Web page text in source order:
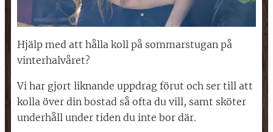
Hjälp med att hålla koll på sommarstugan på
vinterhalvåret?
Vi har gjort liknande uppdrag förut och ser till att
kolla över din bostad så ofta du vill, samt sköter
underhåll under tiden du inte bor där.